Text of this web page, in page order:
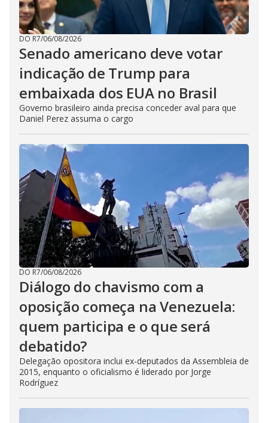
DO R7/06/08/2026
Senado americano deve votar
indicação de Trump para
embaixada dos EUA no Brasil
Governo brasileiro ainda precisa conceder aval para que
Daniel Perez assuma o cargo
DO R7/06/08/2026
Diálogo do chavismo com a
oposição começa na Venezuela:
quem participa e o que será
debatido?
Delegação opositora inclui ex-deputados da Assembleia de
2015, enquanto o oficialismo é liderado por Jorge
Rodríguez